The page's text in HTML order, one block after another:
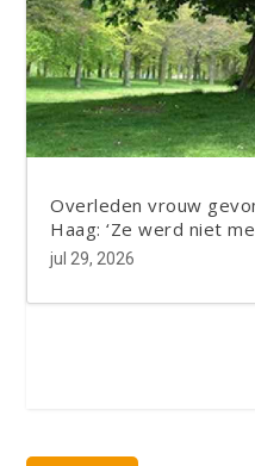
Overleden vrouw
Haag: ‘Ze werd niet
jul 29, 2026